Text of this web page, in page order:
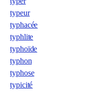
typeur
typhacée
typhlite
typhoïde
typhon
typhose
typicité